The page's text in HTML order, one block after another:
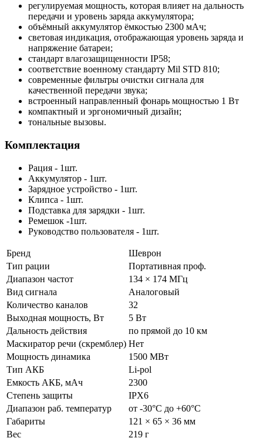
регулируемая мощность, которая влияет на дальность
передачи и уровень заряда аккумулятора;
объёмный аккумулятор ёмкостью 2300 мАч;
световая индикация, отображающая уровень заряда и
напряжение батареи;
стандарт влагозащищенности IP58;
соответствие военному стандарту Mil STD 810;
современные фильтры очистки сигнала для
качественной передачи звука;
встроенный направленный фонарь мощностью 1 Вт
компактный и эргономичный дизайн;
тональные вызовы.
Комплектация
Рация - 1шт.
Аккумулятор - 1шт.
Зарядное устройство - 1шт.
Клипса - 1шт.
Подставка для зарядки - 1шт.
Ремешок -1шт.
Руководство пользователя - 1шт.
Бренд
Шеврон
Тип рации
Портативная проф.
Диапазон частот
134 × 174 МГц
Вид сигнала
Аналоговый
Количество каналов
32
Выходная мощность, Вт
5 Вт
Дальность действия
по прямой до 10 км
Маскиратор речи (скремблер) Нет
Мощность динамика
1500 МВт
Тип АКБ
Li-pol
Емкость АКБ, мАч
2300
Степень защиты
IPX6
Диапазон раб. температур
от -30°С до +60°С
Габариты
121 × 65 × 36 мм
Вес
219 г